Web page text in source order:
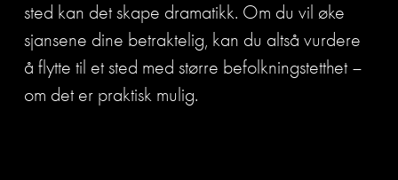
sted kan det skape dramatikk. Om du vil øke
sjansene dine betraktelig, kan du altså vurdere
å flytte til et sted med større befolkningstetthet –
om det er praktisk mulig.